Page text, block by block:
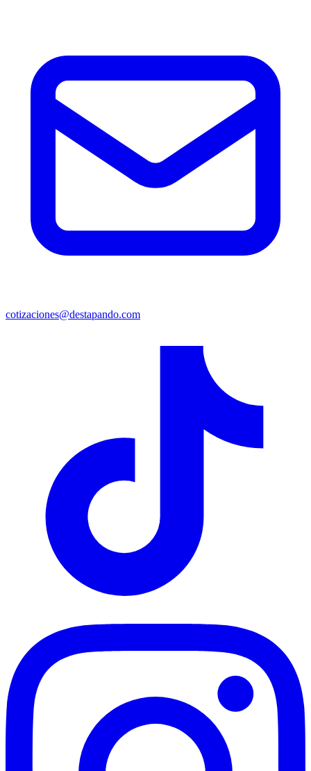
cotizaciones@destapando.com